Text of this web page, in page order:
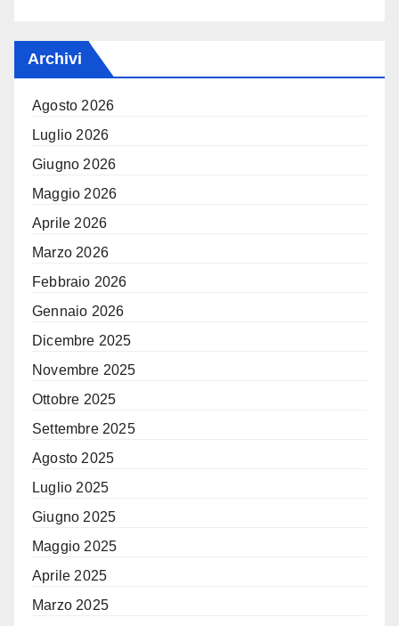
Archivi
Agosto 2026
Luglio 2026
Giugno 2026
Maggio 2026
Aprile 2026
Marzo 2026
Febbraio 2026
Gennaio 2026
Dicembre 2025
Novembre 2025
Ottobre 2025
Settembre 2025
Agosto 2025
Luglio 2025
Giugno 2025
Maggio 2025
Aprile 2025
Marzo 2025